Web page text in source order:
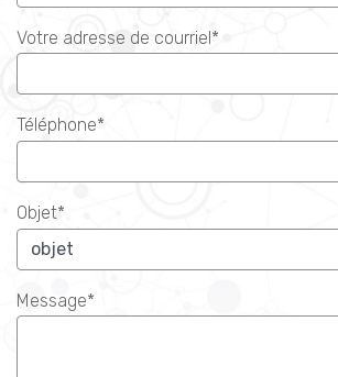
Votre adresse de courriel*
Téléphone*
Objet*
Message*